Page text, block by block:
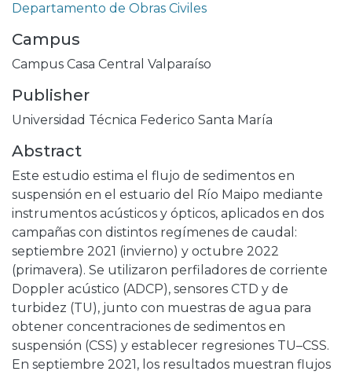
Departamento de Obras Civiles
Campus
Campus Casa Central Valparaíso
Publisher
Universidad Técnica Federico Santa María
Abstract
Este estudio estima el flujo de sedimentos en
suspensión en el estuario del Río Maipo mediante
instrumentos acústicos y ópticos, aplicados en dos
campañas con distintos regímenes de caudal:
septiembre 2021 (invierno) y octubre 2022
(primavera). Se utilizaron perfiladores de corriente
Doppler acústico (ADCP), sensores CTD y de
turbidez (TU), junto con muestras de agua para
obtener concentraciones de sedimentos en
suspensión (CSS) y establecer regresiones TU–CSS.
En septiembre 2021, los resultados muestran flujos